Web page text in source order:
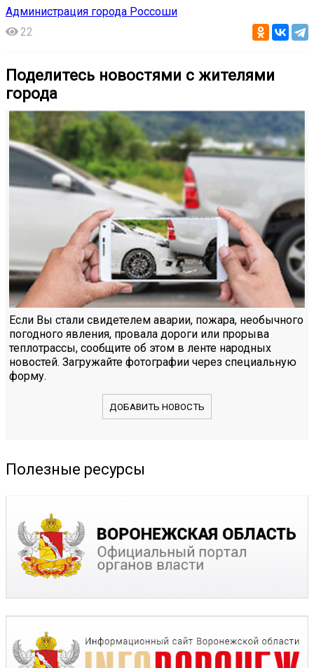
Администрация города Россоши
22
Поделитесь новостями с жителями
города
Если Вы стали свидетелем аварии, пожара, необычного
погодного явления, провала дороги или прорыва
теплотрассы, сообщите об этом в ленте народных
новостей. Загружайте фотографии через специальную
форму.
ДОБАВИТЬ НОВОСТЬ
Полезные ресурсы